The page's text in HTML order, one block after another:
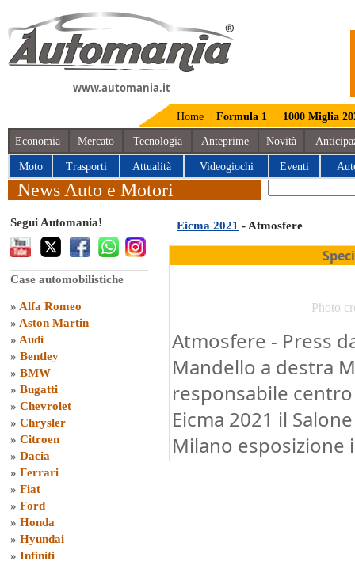
www.automania.it
Home Formula 1 1000 Miglia
Economia Mercato Tecnologia Anteprime Novità
Moto Trasporti Attualità Videogiochi Eventi
News Auto e Motori
Segui Automania!
Case automobilistiche
» Alfa Romeo
» Aston Martin
» Audi
» Bentley
» BMW
» Bugatti
» Chevrolet
» Chrysler
» Citroen
» Dacia
» Ferrari
» Fiat
» Ford
» Honda
» Hyundai
» Infiniti
Eicma 2021 - Atmosfere
Photo
Atmosfere - Press
Mandello a destra
responsabile
Eicma 2021 il
Milano esposizione